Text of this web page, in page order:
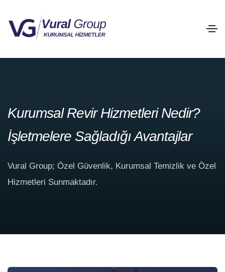
Kurumsal Revir Hizmetleri Nedir?
İşletmelere Sağladığı Avantajlar
Vural Group; Özel Güvenlik, Kurumsal Temizlik ve Özel
Hizmetleri Sunmaktadır.